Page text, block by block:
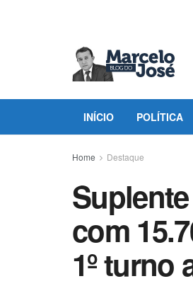
INÍCIO POLÍTICA
Home Destaque
com
1º turno